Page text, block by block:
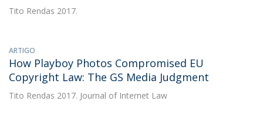
Tito Rendas 2017.
ARTIGO
How Playboy Photos Compromised EU
Copyright Law: The GS Media Judgment
Tito Rendas 2017. Journal of Internet Law